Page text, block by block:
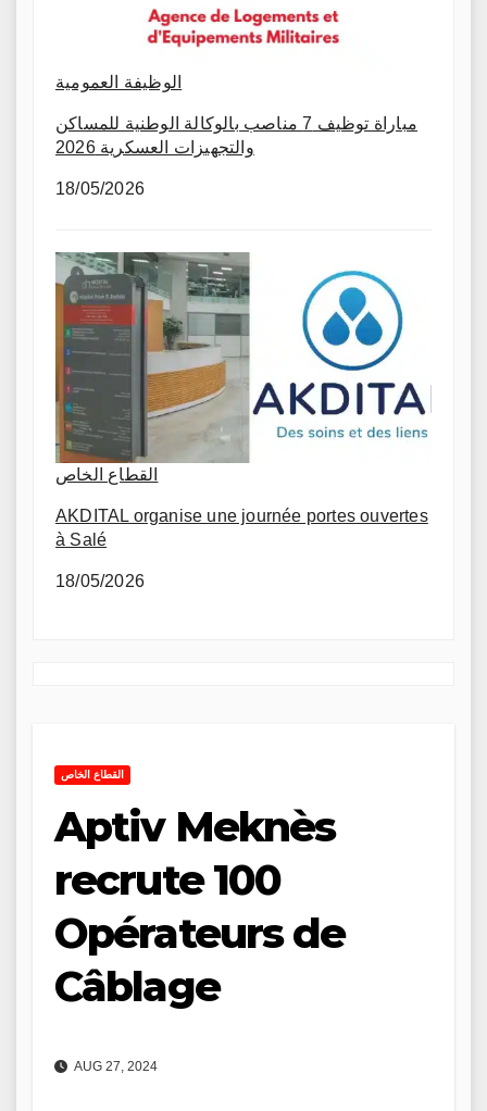
الوظيفة العمومية
مباراة توظيف 7 مناصب بالوكالة الوطنية للمساكن
والتجهيزات العسكرية 2026
18/05/2026
القطاع الخاص
AKDITAL organise une journée portes ouvertes
à Salé
18/05/2026
القطاع الخاص
Aptiv Meknès
recrute 100
Opérateurs de
Câblage
AUG 27, 2024